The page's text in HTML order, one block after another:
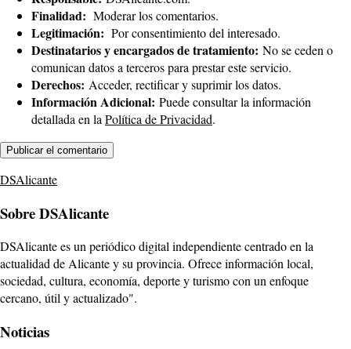
Finalidad: Moderar los comentarios.
Legitimación: Por consentimiento del interesado.
Destinatarios y encargados de tratamiento: No se ceden o
comunican datos a terceros para prestar este servicio.
Derechos: Acceder, rectificar y suprimir los datos.
Información Adicional: Puede consultar la información
detallada en la Política de Privacidad.
DSAlicante
Sobre DSAlicante
DSAlicante es un periódico digital independiente centrado en la
actualidad de Alicante y su provincia. Ofrece información local,
sociedad, cultura, economía, deporte y turismo con un enfoque
cercano, útil y actualizado".
Noticias